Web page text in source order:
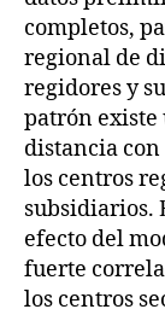
completos,
regional de
regidores y
patrón
distancia con
los centros
subsidiarios.
efecto del
fuerte
los centros